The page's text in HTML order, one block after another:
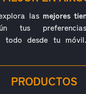
las mejores
tus
todo desde tu
PRODUCTOS